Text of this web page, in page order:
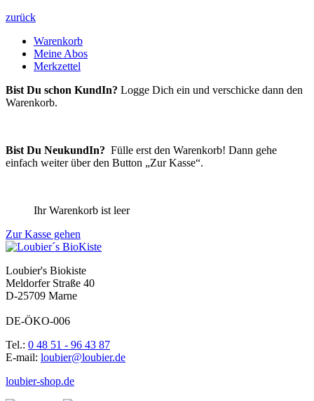
zurück
Warenkorb
Meine Abos
Merkzettel
Bist Du schon KundIn? Logge Dich ein und verschicke dann den
Warenkorb.
Bist Du NeukundIn? Fülle erst den Warenkorb! Dann gehe
einfach weiter über den Button „Zur Kasse“.
Ihr Warenkorb ist leer
Zur Kasse gehen
Loubier's Biokiste
Meldorfer Straße 40
D-25709 Marne
DE-ÖKO-006
Tel.: 0 48 51 - 96 43 87
E-mail: loubier@loubier.de
loubier-shop.de